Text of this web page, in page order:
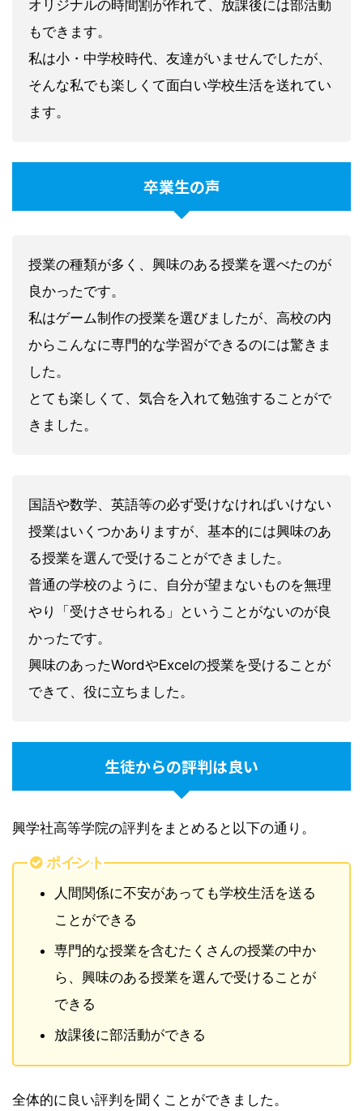
オリジナルの時間割が作れて、放課後には部活動
もできます。
私は小・中学校時代、友達がいませんでしたが、
そんな私でも楽しくて面白い学校生活を送れてい
ます。
卒業生の声
授業の種類が多く、興味のある授業を選べたのが
良かったです。
私はゲーム制作の授業を選びましたが、高校の内
からこんなに専門的な学習ができるのには驚きま
した。
とても楽しくて、気合を入れて勉強することがで
きました。
国語や数学、英語等の必ず受けなければいけない
授業はいくつかありますが、基本的には興味のあ
る授業を選んで受けることができました。
普通の学校のように、自分が望まないものを無理
やり「受けさせられる」ということがないのが良
かったです。
興味のあったWordやExcelの授業を受けることが
できて、役に立ちました。
生徒からの評判は良い
興学社高等学院の評判をまとめると以下の通り。
ポイント
人間関係に不安があっても学校生活を送る
ことができる
専門的な授業を含むたくさんの授業の中か
ら、興味のある授業を選んで受けることが
できる
放課後に部活動ができる
全体的に良い評判を聞くことができました。